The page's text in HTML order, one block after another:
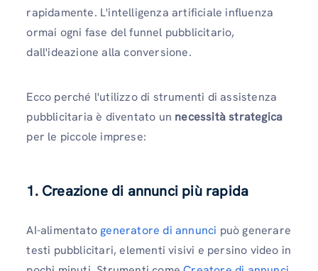
rapidamente. L'intelligenza artificiale influenza
ormai ogni fase del funnel pubblicitario,
dall'ideazione alla conversione.
Ecco perché l'utilizzo di strumenti di assistenza
pubblicitaria è diventato un necessità strategica
per le piccole imprese:
1. Creazione di annunci più rapida
AI-alimentato generatore di annunci può generare
testi pubblicitari, elementi visivi e persino video in